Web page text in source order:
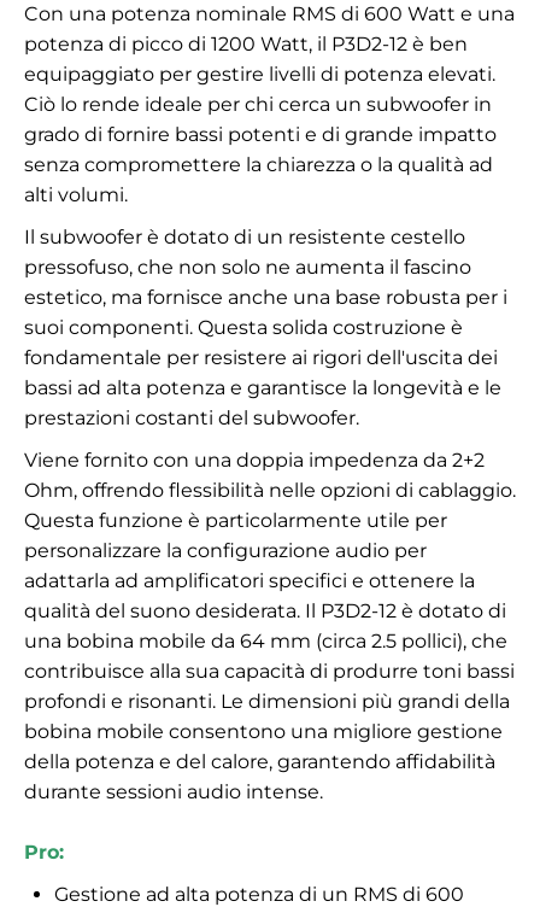
Con una potenza nominale RMS di 600 Watt e una
potenza di picco di 1200 Watt, il P3D2-12 è ben
equipaggiato per gestire livelli di potenza elevati.
Ciò lo rende ideale per chi cerca un subwoofer in
grado di fornire bassi potenti e di grande impatto
senza compromettere la chiarezza o la qualità ad
alti volumi.
Il subwoofer è dotato di un resistente cestello
pressofuso, che non solo ne aumenta il fascino
estetico, ma fornisce anche una base robusta per i
suoi componenti. Questa solida costruzione è
fondamentale per resistere ai rigori dell'uscita dei
bassi ad alta potenza e garantisce la longevità e le
prestazioni costanti del subwoofer.
Viene fornito con una doppia impedenza da 2+2
Ohm, offrendo flessibilità nelle opzioni di cablaggio.
Questa funzione è particolarmente utile per
personalizzare la configurazione audio per
adattarla ad amplificatori specifici e ottenere la
qualità del suono desiderata. Il P3D2-12 è dotato di
una bobina mobile da 64 mm (circa 2.5 pollici), che
contribuisce alla sua capacità di produrre toni bassi
profondi e risonanti. Le dimensioni più grandi della
bobina mobile consentono una migliore gestione
della potenza e del calore, garantendo affidabilità
durante sessioni audio intense.
Pro:
Gestione ad alta potenza di un RMS di 600